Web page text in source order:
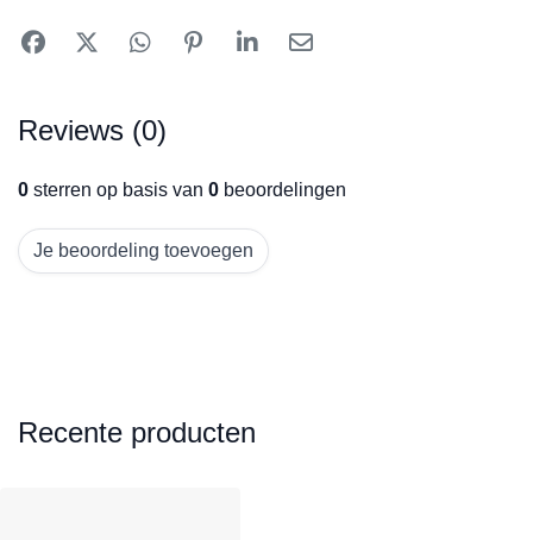
Reviews (0)
0 sterren op basis van 0 beoordelingen
Je beoordeling toevoegen
Recente producten